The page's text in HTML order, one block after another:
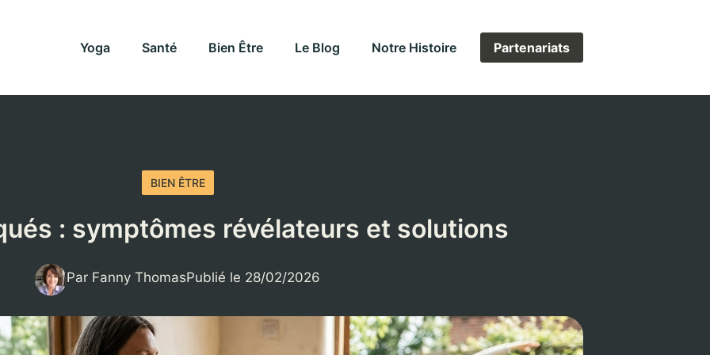
Yoga Santé Bien Être Le Blog Notre Histoire Partenariats
BIEN ÊTRE
: symptômes révélateurs et solutions
Par Fanny ThomasPublié le 28/02/2026